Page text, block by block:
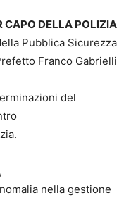
CAPO DELLA POLIZIA
Pubblica Sicurezza
Franco Gabrielli
del
nella gestione